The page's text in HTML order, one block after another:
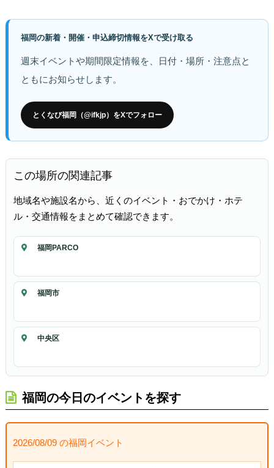
福岡の新着・開催・申込締切情報をXで受け取る
週末イベントや期間限定情報を、日付・場所・注意点と
ともにお知らせします。
とくなび福岡（@ifkjp）をXでフォロー
この場所の関連記事
地域名や施設名から、近くのイベント・おでかけ・ホテ
ル・交通情報をまとめて確認できます。
福岡PARCO
福岡市
中央区
福岡の今日のイベントを探す
2026/08/09 の福岡イベント